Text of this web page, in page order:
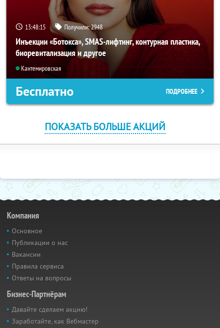
13:48:15 Получили:2948
Инъекции «Ботокса», SMAS-лифтинг, контурная пластика,
биоревитализация и другое
Кантемировская
Бесплатно ПОДРОБНЕЕ
ПОКАЗАТЬ БОЛЬШЕ АКЦИЙ
Компания
Основное
Публикации о нас
Вакансии
Правила сервиса
Ответы на вопросы
Бизнес-Партнёрам
Давайте сделаем акцию!
Заработайте, как Вебмастер